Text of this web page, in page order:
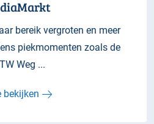
bereik vergroten en meer
piekmomenten zoals de
Weg ...
bekijken